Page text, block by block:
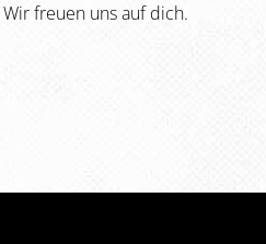
freuen uns auf dich.